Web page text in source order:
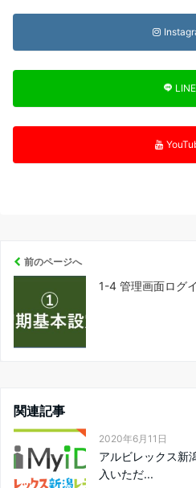
LINE
前のページへ
1-4 管理画面ログ
関連記事
2020年6月11日
アルビレックス新
入いただ...